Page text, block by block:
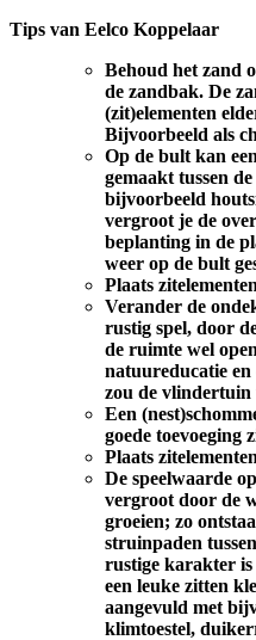
Tips van Eelco Koppelaar
Behoud het zand
de zandbak. De
(zit)elementen
Bijvoorbeeld als
Op de bult kan
gemaakt tussen
bijvoorbeeld
vergroot je de
beplanting in de
weer op de bult
Plaats
Verander de
rustig spel, door
de ruimte wel
natuureducatie
zou de vlindertuin
Een
goede toevoeging
Plaats
De speelwaarde
vergroot door de
groeien; zo
struinpaden
rustige karakter
een leuke zitten
aangevuld met
klimtoestel,